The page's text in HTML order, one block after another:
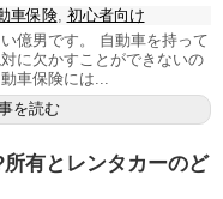
車保険, 初心者向け
億男です。 自動車を持って
に欠かすことができないの
車保険には...
を読む
有とレンタカーのど